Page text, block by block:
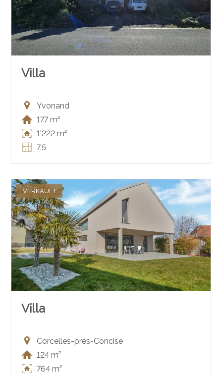
Villa
Yvonand
177 m²
1'222 m²
7.5
VERKAUFT
Villa
Corcelles-près-Concise
124 m²
764 m²